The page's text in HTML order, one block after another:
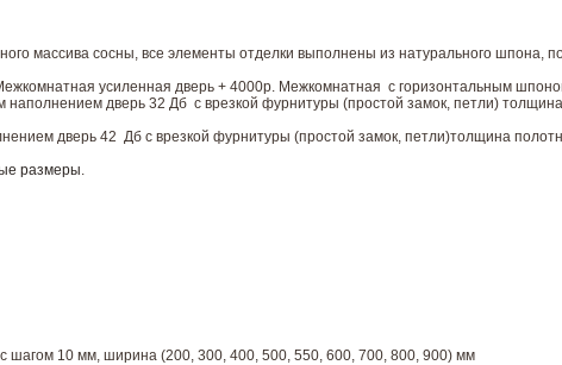
массива сосны, все элементы отделки выполнены из натурального шпона,
усиленная дверь + 4000р. Межкомнатная с горизонтальным
дверь 32 Дб с врезкой фурнитуры (простой замок, петли) толщина
дверь 42 Дб с врезкой фурнитуры (простой замок, петли)толщина
размеры.
шагом 10 мм, ширина (200, 300, 400, 500, 550, 600, 700, 800, 900) мм